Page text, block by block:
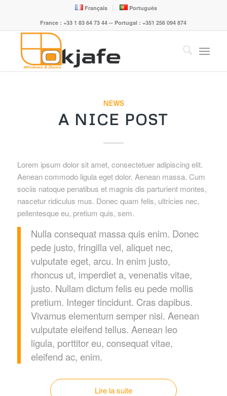
Français
Português
France : +33 1 83 64 73 44 -- Portugal : +351 256 094 874
NEWS
A NICE POST
Lorem ipsum dolor sit amet, consectetuer adipiscing elit.
Aenean commodo ligula eget dolor. Aenean massa. Cum
sociis natoque penatibus et magnis dis parturient montes,
nascetur ridiculus mus. Donec quam felis, ultricies nec,
pellentesque eu, pretium quis, sem.
Nulla consequat massa quis enim. Donec
pede justo, fringilla vel, aliquet nec,
vulputate eget, arcu. In enim justo,
rhoncus ut, imperdiet a, venenatis vitae,
justo. Nullam dictum felis eu pede mollis
pretium. Integer tincidunt. Cras dapibus.
Vivamus elementum semper nisi. Aenean
vulputate eleifend tellus. Aenean leo
ligula, porttitor eu, consequat vitae,
eleifend ac, enim.
Lire la suite